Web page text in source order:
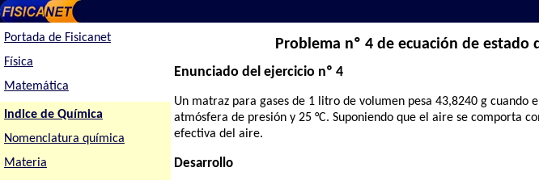
Portada de Fisicanet
Física
Matemática
Indice de Química
Nomenclatura química
Materia
Problema nº 4 de ecuación de estado
Enunciado del ejercicio nº 4
Un matraz para gases de 1 litro de volumen pesa 43,8240 g cuando
atmósfera de presión y 25 °C. Suponiendo que el aire se comporta
efectiva del aire.
Desarrollo